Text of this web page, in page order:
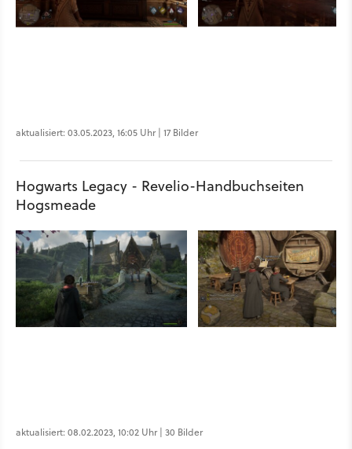
aktualisiert: 03.05.2023, 16:05 Uhr | 17 Bilder
Hogwarts Legacy - Revelio-Handbuchseiten
Hogsmeade
aktualisiert: 08.02.2023, 10:02 Uhr | 30 Bilder